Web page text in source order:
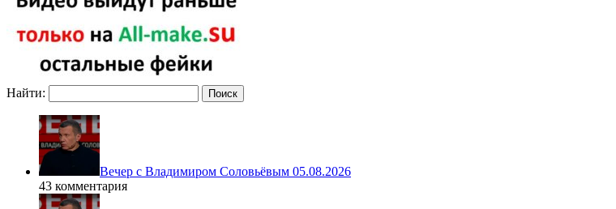
Найти:
Вечер с Владимиром Соловьёвым 05.08.2026
43 комментария